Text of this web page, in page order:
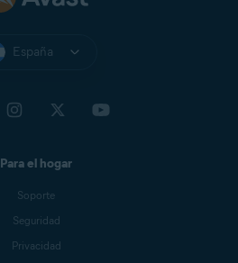
España
Para el hogar
Soporte
Seguridad
Privacidad